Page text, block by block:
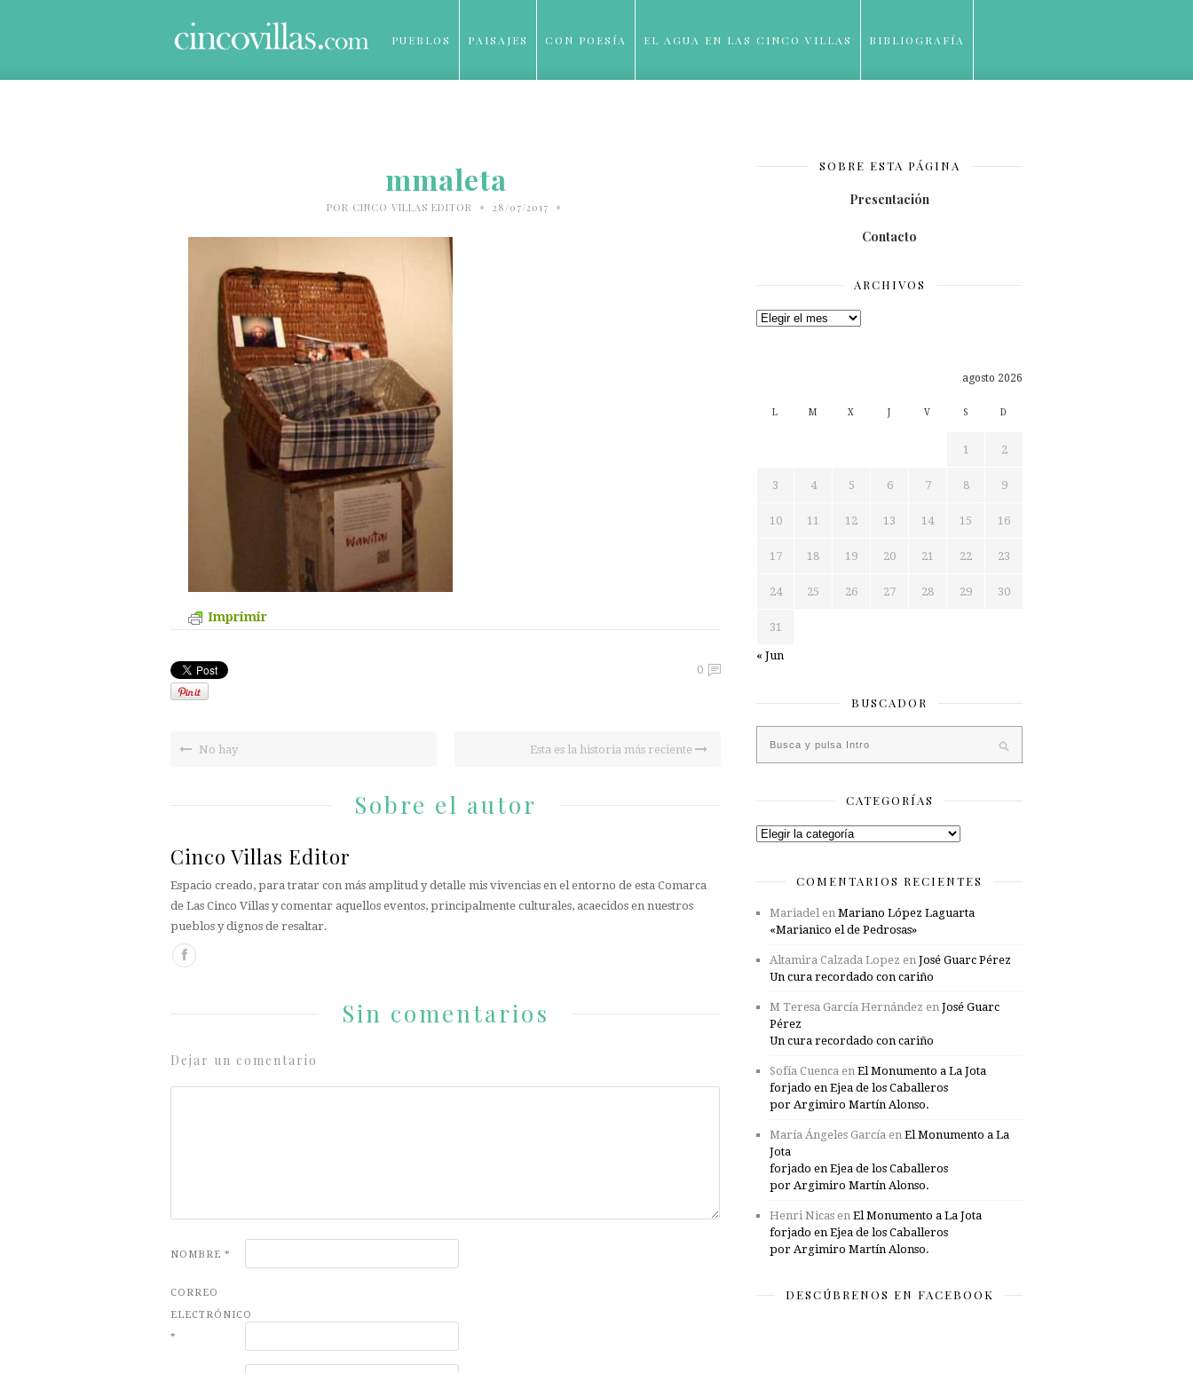
PUEBLOS PAISAJES CON POESÍA EL AGUA EN LAS CINCO VILLAS BIBLIOGRAFÍA
mmaleta
POR CINCO VILLAS EDITOR • 28/07/2017 •
Imprimir
0
No hay Esta es la historia más reciente
Sobre el autor
Cinco Villas Editor
Espacio creado, para tratar con más amplitud y detalle mis vivencias en el entorno de esta Comarca
de Las Cinco Villas y comentar aquellos eventos, principalmente culturales, acaecidos en nuestros
pueblos y dignos de resaltar.
Sin comentarios
Dejar un comentario
NOMBRE *
CORREO
ELECTRÓNICO
*
SOBRE ESTA PÁGINA
Presentación
Contacto
ARCHIVOS
Archivos
agosto 2026
L M X J V S D
1 2
3 4 5 6 7 8 9
10 11 12 13 14 15 16
17 18 19 20 21 22 23
24 25 26 27 28 29 30
31
« Jun
BUSCADOR
CATEGORÍAS
Categorías
COMENTARIOS RECIENTES
Mariadelen Mariano López Laguarta
«Marianico el de Pedrosas»
Altamira Calzada Lopez en José Guarc Pérez
Un cura recordado con cariño
M Teresa García Hernández en José Guarc
Pérez
Un cura recordado con cariño
Sofía Cuenca en El Monumento a La Jota
forjado en Ejea de los Caballeros
por Argimiro Martín Alonso.
María Ángeles García en El Monumento a La
Jota
forjado en Ejea de los Caballeros
por Argimiro Martín Alonso.
Henri Nicas en El Monumento a La Jota
forjado en Ejea de los Caballeros
por Argimiro Martín Alonso.
DESCÚBRENOS EN FACEBOOK